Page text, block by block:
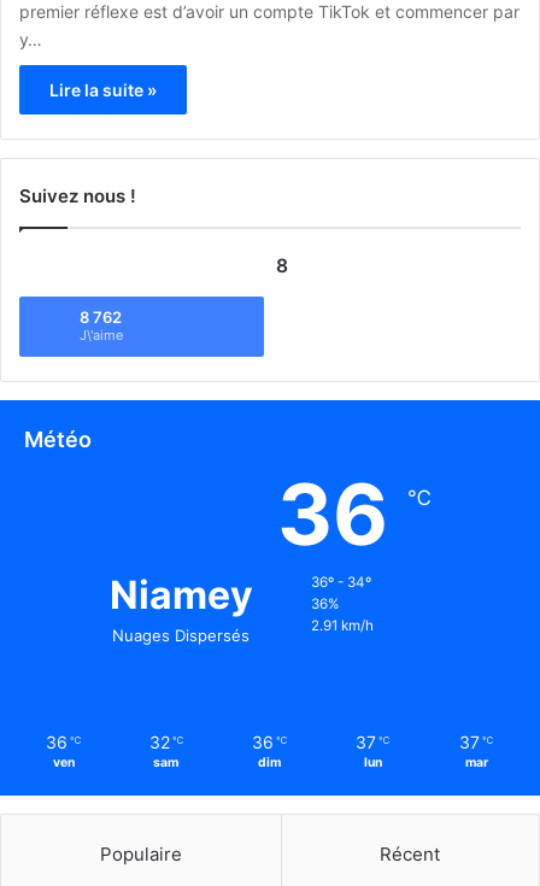
premier réflexe est d’avoir un compte TikTok et commencer par
y…
Lire la suite »
Suivez nous !
8
8 762
J\'aime
Météo
Niamey
Nuages Dispersés
36 ℃
36º - 34º
36%
2.91 km/h
36 ℃
ven
32 ℃
sam
36 ℃
dim
37 ℃
lun
37 ℃
mar
Populaire Récent